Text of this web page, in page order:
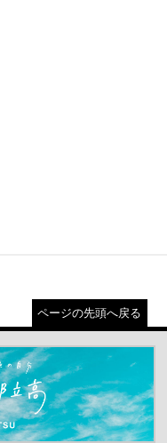
ページの先頭へ戻る
ます）